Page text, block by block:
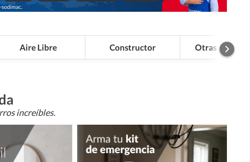
Aire Libre Constructor Otras
increíbles.